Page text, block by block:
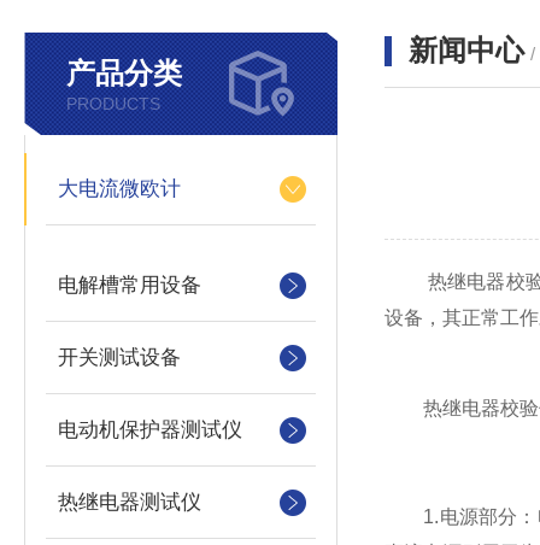
产品分类
PRODUCTS
大电流微欧计
电解槽常用设备
开关测试设备
电动机保护器测试仪
热继电器测试仪
新闻中心 /
热继电器校验
设备，其正常工
热继电器校验仪
1.电源部分：电